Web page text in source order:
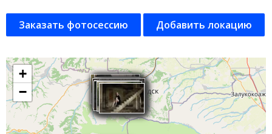
Заказать фотосессию Добавить локацию
+
−